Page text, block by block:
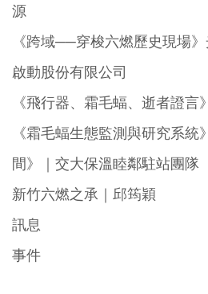
源
《跨域──穿梭六燃歷史現場
啟動股份有限公司
《飛行器、霜毛蝠、逝者證言
《霜毛蝠生態監測與研究系
間》｜交大保溫睦鄰駐站團隊
新竹六燃之承｜邱筠穎
訊息
事件